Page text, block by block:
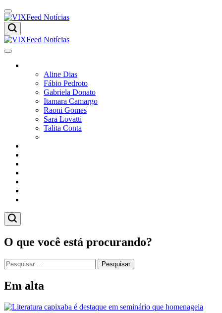
Aline Dias
Fábio Pedroto
Gabriela Donato
Itamara Camargo
Raoni Gomes
Sara Lovatti
Talita Conta
O que você está procurando?
Em alta